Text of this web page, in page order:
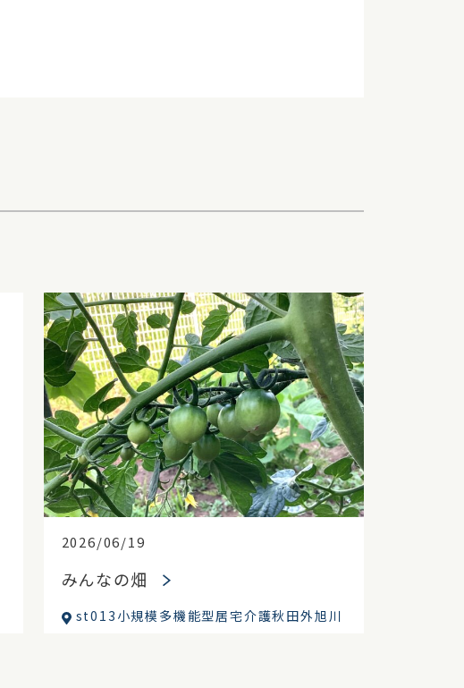
2026/06/19
みんなの畑
st013小規模多機能型居宅介護秋田外旭川